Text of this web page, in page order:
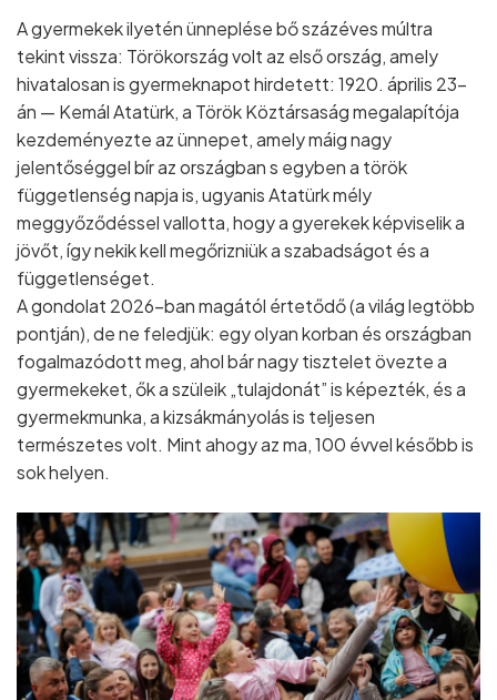
A gyermekek ilyetén ünneplése bő százéves múltra
tekint vissza: Törökország volt az első ország, amely
hivatalosan is gyermeknapot hirdetett: 1920. április 23–
án — Kemál Atatürk, a Török Köztársaság megalapítója
kezdeményezte az ünnepet, amely máig nagy
jelentőséggel bír az országban s egyben a török
függetlenség napja is, ugyanis Atatürk mély
meggyőződéssel vallotta, hogy a gyerekek képviselik a
jövőt, így nekik kell megőrizniük a szabadságot és a
függetlenséget.
A gondolat 2026–ban magától értetődő (a világ legtöbb
pontján), de ne feledjük: egy olyan korban és országban
fogalmazódott meg, ahol bár nagy tisztelet övezte a
gyermekeket, ők a szüleik „tulajdonát” is képezték, és a
gyermekmunka, a kizsákmányolás is teljesen
természetes volt. Mint ahogy az ma, 100 évvel később is
sok helyen.